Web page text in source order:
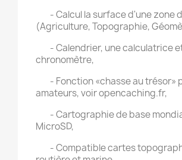
- Calcul la surface d'une zone
(Agriculture, Topographie,
- Calendrier, une calculatrice
chronomètre,
- Fonction «chasse au trésor»
amateurs, voir opencaching.fr,
- Cartographie de base
MicroSD,
- Compatible cartes